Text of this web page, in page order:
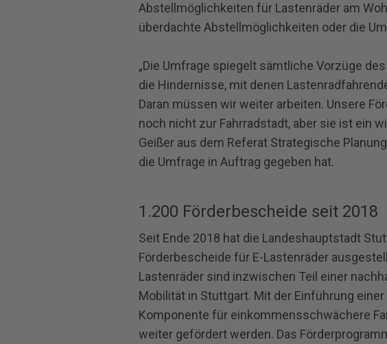
Abstellmöglichkeiten für Lastenräder am
überdachte Abstellmöglichkeiten oder die
„Die Umfrage spiegelt sämtliche Vorzüge
die Hindernisse, mit denen
Daran müssen wir weiter arbeiten. Unsere
noch nicht zur Fahrradstadt, aber sie ist ein
Geißer aus dem Referat Strategische
die Umfrage in Auftrag gegeben hat.
1.200 Förderbescheide seit 2018
Seit Ende 2018 hat die Landeshauptstadt
Förderbescheide für E‐Lastenräder
Lastenräder sind inzwischen Teil einer
Mobilität in Stuttgart. Mit der Einführung
Komponente für einkommensschwächere
weiter gefördert werden. Das